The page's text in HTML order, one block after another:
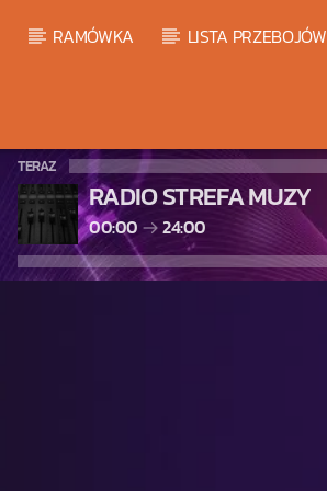
RAMÓWKA LISTA PRZEBOJÓW
TERAZ
RADIO STREFA MUZY
00:00 24:00